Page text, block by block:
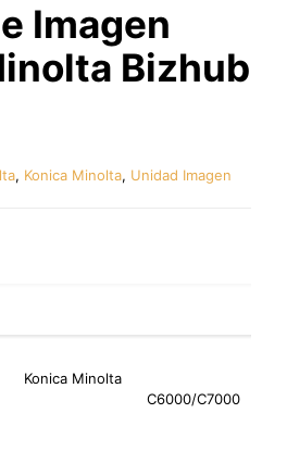
Imagen
Bizhub
, Konica Minolta, Unidad Imagen
Konica Minolta
C6000/C7000